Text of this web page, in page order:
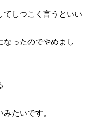
てしつこく言うといい
なったのでやめまし
たいです。